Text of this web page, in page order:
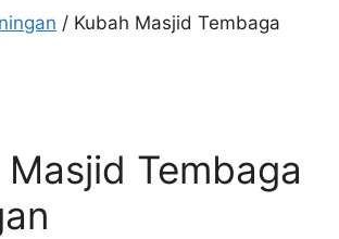
/ Kubah Masjid Tembaga
Masjid Tembaga